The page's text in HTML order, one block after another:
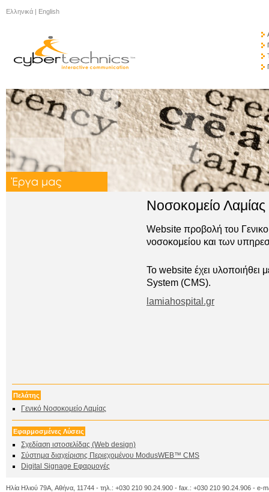
Ελληνικά | English
Νοσοκομείο
Website προβολή του
νοσοκομείου και των
To website έχει υλοποιήθει
System (CMS).
lamiahospital.gr
Πελάτης
Γενικό Νοσοκομείο Λαμίας
Εφαρμοσμένες Λύσεις
Σχεδίαση ιστοσελίδας (Web design)
Σύστημα διαχείρισης Περιεχομένου ModusWEB™ CMS
Digital Signage Εφαρμογές
Ηλία Ηλιού 79A, Αθήνα, 11744 - τηλ.: +030 210 90.24.900 - fax.: +030 210 90.24.906 - e-